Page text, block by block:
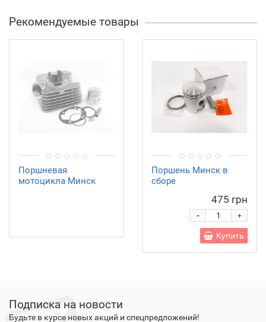
Рекомендуемые товары
Поршневая
мотоцикла Минск
Поршень Минск в
сборе
475 грн
+
-
Купить
Подписка на новости
Будьте в курсе новых акций и спецпредложений!